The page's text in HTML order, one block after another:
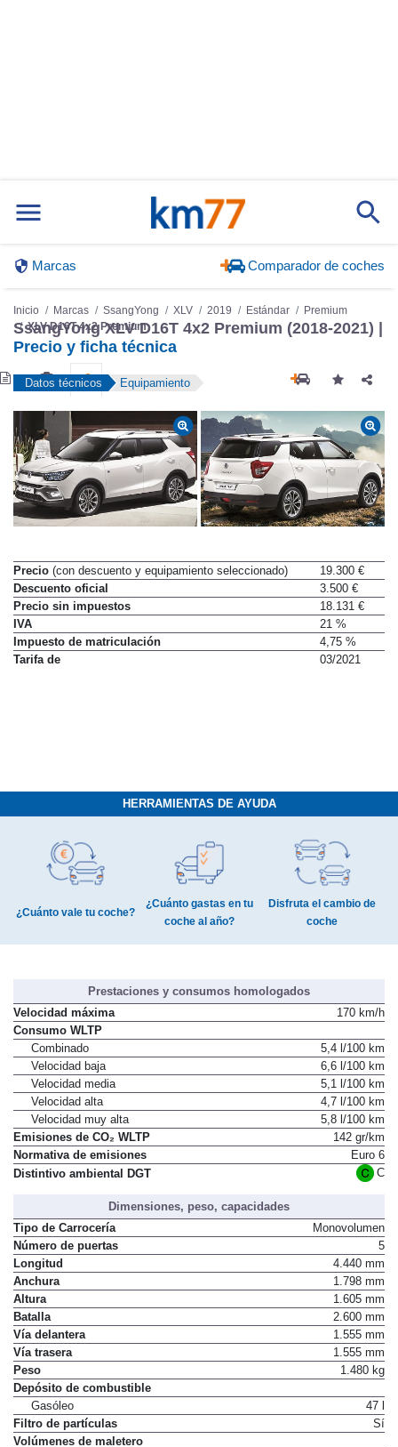
SsangYong XLV D16T 4x2 Premium (2018-2021) |
Precio y ficha técnica
Precio(con descuento y equipamiento seleccionado)
19.300 €
Descuento oficial
3.500 €
Precio sin impuestos
18.131 €
IVA
21 %
Impuesto de matriculación
4,75 %
HERRAMIENTAS DE AYUDA
¿Cuánto gastas en tu
Disfruta el cambio de
Prestaciones y consumos homologados
Velocidad máxima
Consumo WLTP
Combinado
5,4 l/100 km
Velocidad baja
6,6 l/100 km
Velocidad media
5,1 l/100 km
Velocidad alta
4,7 l/100 km
Velocidad muy alta
5,8 l/100 km
Emisiones de CO₂ WLTP
142 gr/km
Normativa de emisiones
Euro 6
Dimensiones, peso, capacidades
Tipo de Carrocería
Monovolumen
Número de puertas
5
Longitud
4.440 mm
Anchura
1.798 mm
Altura
1.605 mm
Batalla
2.600 mm
Vía delantera
1.555 mm
Vía trasera
1.555 mm
Peso
Depósito de combustible
Gasóleo
47 l
Filtro de partículas